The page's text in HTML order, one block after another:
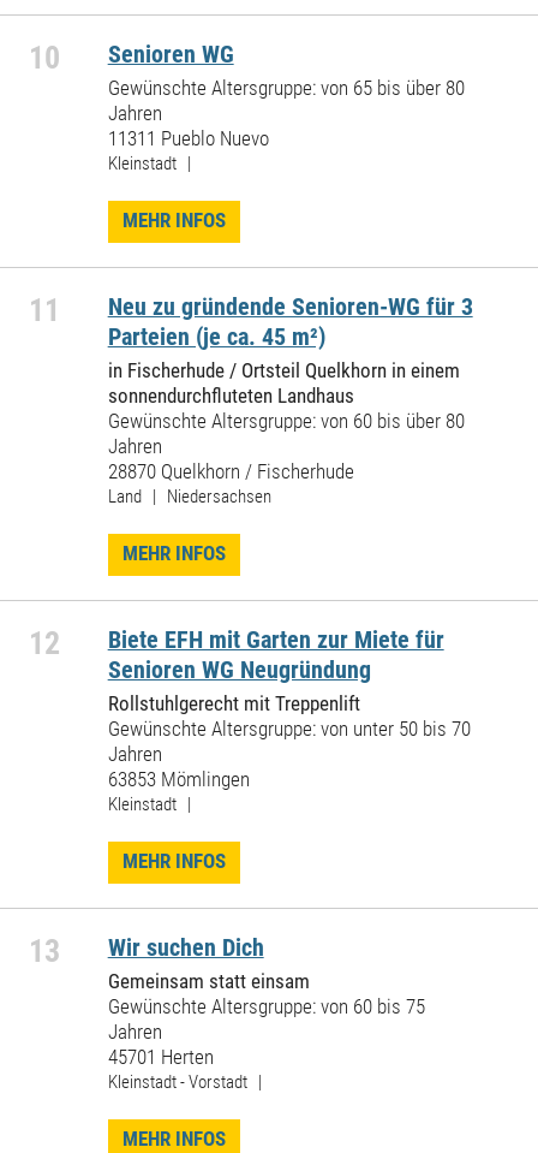
10 Senioren WG
Gewünschte Altersgruppe: von 65 bis über 80
Jahren
11311 Pueblo Nuevo
Kleinstadt |
MEHR INFOS
11
Neu zu gründende Senioren-WG für 3
Parteien (je ca. 45 m²)
in Fischerhude / Ortsteil Quelkhorn in einem
sonnendurchfluteten Landhaus
Gewünschte Altersgruppe: von 60 bis über 80
Jahren
28870 Quelkhorn / Fischerhude
Land | Niedersachsen
MEHR INFOS
12
Biete EFH mit Garten zur Miete für
Senioren WG Neugründung
Rollstuhlgerecht mit Treppenlift
Gewünschte Altersgruppe: von unter 50 bis 70
Jahren
63853 Mömlingen
Kleinstadt |
MEHR INFOS
13 Wir suchen Dich
Gemeinsam statt einsam
Gewünschte Altersgruppe: von 60 bis 75
Jahren
45701 Herten
Kleinstadt - Vorstadt |
MEHR INFOS